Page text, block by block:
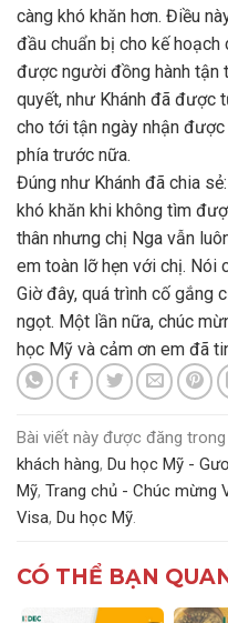
càng khó khăn hơn. Điều
đầu chuẩn bị cho kế hoạch
được người đồng hành tận
quyết, như Khánh đã được
cho tới tận ngày nhận
phía trước nữa.
Đúng như Khánh đã chia
khó khăn khi không tìm
thân nhưng chị Nga vẫn
em toàn lỡ hẹn với chị. Nói
Giờ đây, quá trình cố gắng
ngọt. Một lần nữa, chúc
học Mỹ và cảm ơn em đã
Bài viết này được đăng trong
khách hàng, Du học Mỹ -
Mỹ, Trang chủ - Chúc mừng
Visa, Du học Mỹ.
CÓ THỂ BẠN